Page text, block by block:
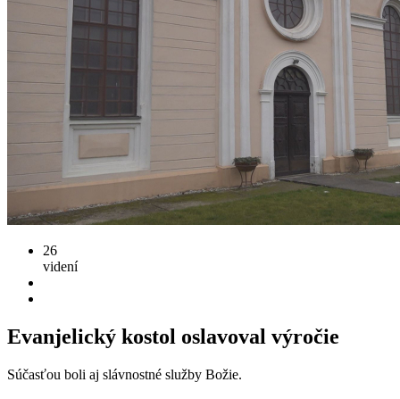
26
videní
Evanjelický kostol oslavoval výročie
Súčasťou boli aj slávnostné služby Božie.